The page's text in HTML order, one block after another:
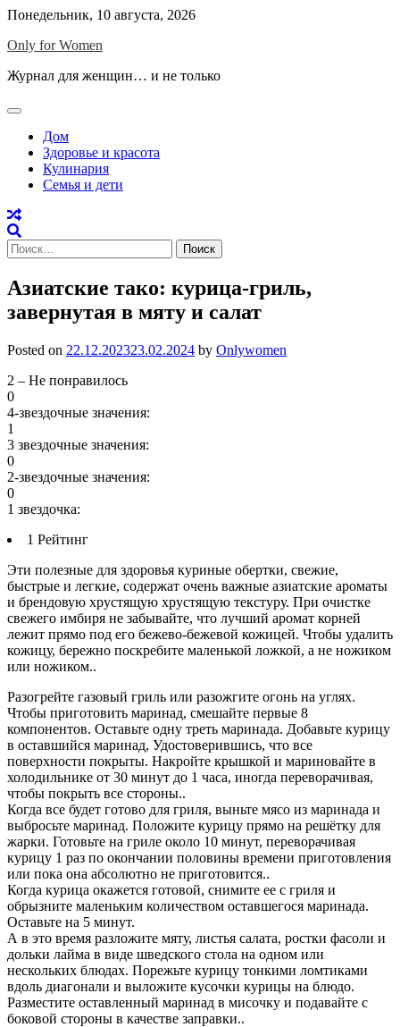
Skip
content
Понедельник, 10 августа, 2026
Only for Women
Журнал для женщин… и не только
Дом
Здоровье и красота
Кулинария
Семья и дети
Найти:
Азиатские тако: курица-гриль,
завернутая в мяту и салат
Posted on 22.12.202323.02.2024 by Onlywomen
2 – Не понравилось
0
4-звездочные значения:
1
3 звездочные значения:
0
2-звездочные значения:
0
1 звездочка:
1 Рейтинг
Эти полезные для здоровья куриные обертки, свежие,
быстрые и легкие, содержат очень важные азиатские ароматы
и брендовую хрустящую хрустящую текстуру. При очистке
свежего имбиря не забывайте, что лучший аромат корней
лежит прямо под его бежево-бежевой кожицей. Чтобы удалить
кожицу, бережно поскребите маленькой ложкой, а не ножиком
или ножиком..
Разогрейте газовый гриль или разожгите огонь на углях.
Чтобы приготовить маринад, смешайте первые 8
компонентов. Оставьте одну треть маринада. Добавьте курицу
в оставшийся маринад, Удостоверившись, что все
поверхности покрыты. Накройте крышкой и мариновайте в
холодильнике от 30 минут до 1 часа, иногда переворачивая,
чтобы покрыть все стороны..
Когда все будет готово для гриля, выньте мясо из маринада и
выбросьте маринад. Положите курицу прямо на решётку для
жарки. Готовьте на гриле около 10 минут, переворачивая
курицу 1 раз по окончании половины времени приготовления
или пока она абсолютно не приготовится..
Когда курица окажется готовой, снимите ее с гриля и
обрызните маленьким количеством оставшегося маринада.
Оставьте на 5 минут.
А в это время разложите мяту, листья салата, ростки фасоли и
дольки лайма в виде шведского стола на одном или
нескольких блюдах. Порежьте курицу тонкими ломтиками
вдоль диагонали и выложите кусочки курицы на блюдо.
Разместите оставленный маринад в мисочку и подавайте с
боковой стороны в качестве заправки..